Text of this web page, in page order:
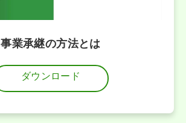
事業承継の方法とは
ダウンロード